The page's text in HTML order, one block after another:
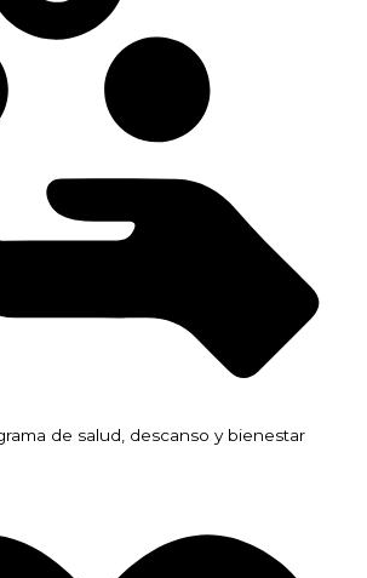
de salud, descanso y bienestar